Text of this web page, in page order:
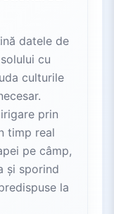
datele de
cu
culturile
prin
timp real
pe câmp,
și sporind
la